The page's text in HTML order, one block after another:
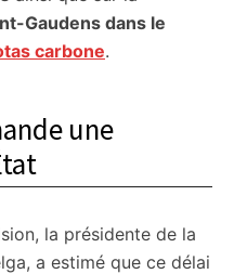
Gaudens dans le
carbone.
une
la présidente de la
a estimé que ce délai